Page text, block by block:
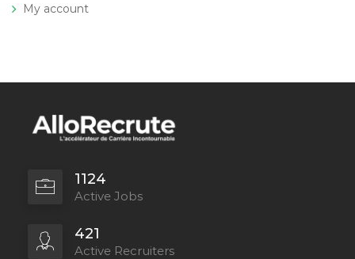
My account
1124
Active Jobs
421
Active Recruiters